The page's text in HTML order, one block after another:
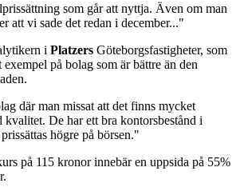
som går att nyttja. Även om man
att vi sade det redan i december..."
i Platzers Göteborgsfastigheter, som
exempel på bolag som är bättre än den
där man missat att det finns mycket
kvalitet. De har ett bra kontorsbestånd i
högre på börsen."
på 115 kronor innebär en uppsida på 55%